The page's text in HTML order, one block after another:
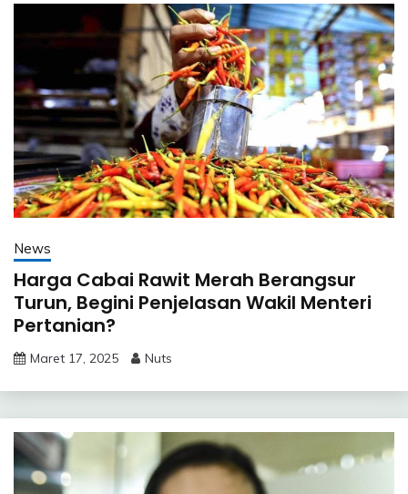
News
Harga Cabai Rawit Merah Berangsur
Turun, Begini Penjelasan Wakil Menteri
Pertanian?
Maret 17, 2025 Nuts